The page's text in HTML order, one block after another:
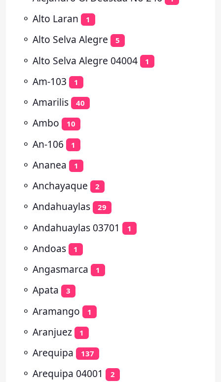
⚬ Alto Laran 1
⚬ Alto Selva Alegre 5
⚬ Alto Selva Alegre 04004 1
⚬ Am-103 1
⚬ Amarilis 40
⚬ Ambo 10
⚬ An-106 1
⚬ Ananea 1
⚬ Anchayaque 2
⚬ Andahuaylas 29
⚬ Andahuaylas 03701 1
⚬ Andoas 1
⚬ Angasmarca 1
⚬ Apata 3
⚬ Aramango 1
⚬ Aranjuez 1
⚬ Arequipa 137
⚬ Arequipa 04001 2